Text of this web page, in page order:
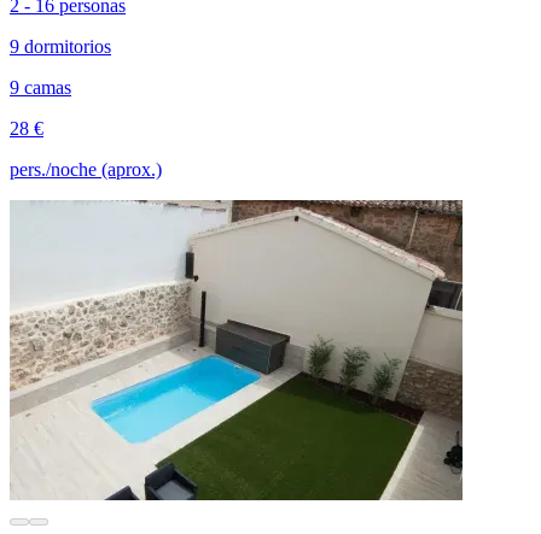
2 - 16 personas
9 dormitorios
9 camas
28 €
pers./noche (aprox.)